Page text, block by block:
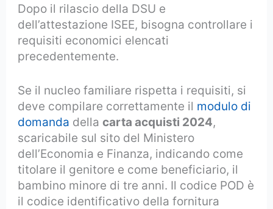
Dopo il rilascio della DSU e
dell’attestazione ISEE, bisogna controllare i
requisiti economici elencati
precedentemente.
Se il nucleo familiare rispetta i requisiti, si
deve compilare correttamente il modulo di
domanda dellacarta acquisti 2024,
scaricabile sul sito del Ministero
dell’Economia e Finanza, indicando come
titolare il genitore e come beneficiario, il
bambino minore di tre anni. Il codice POD è
il codice identificativo della fornitura